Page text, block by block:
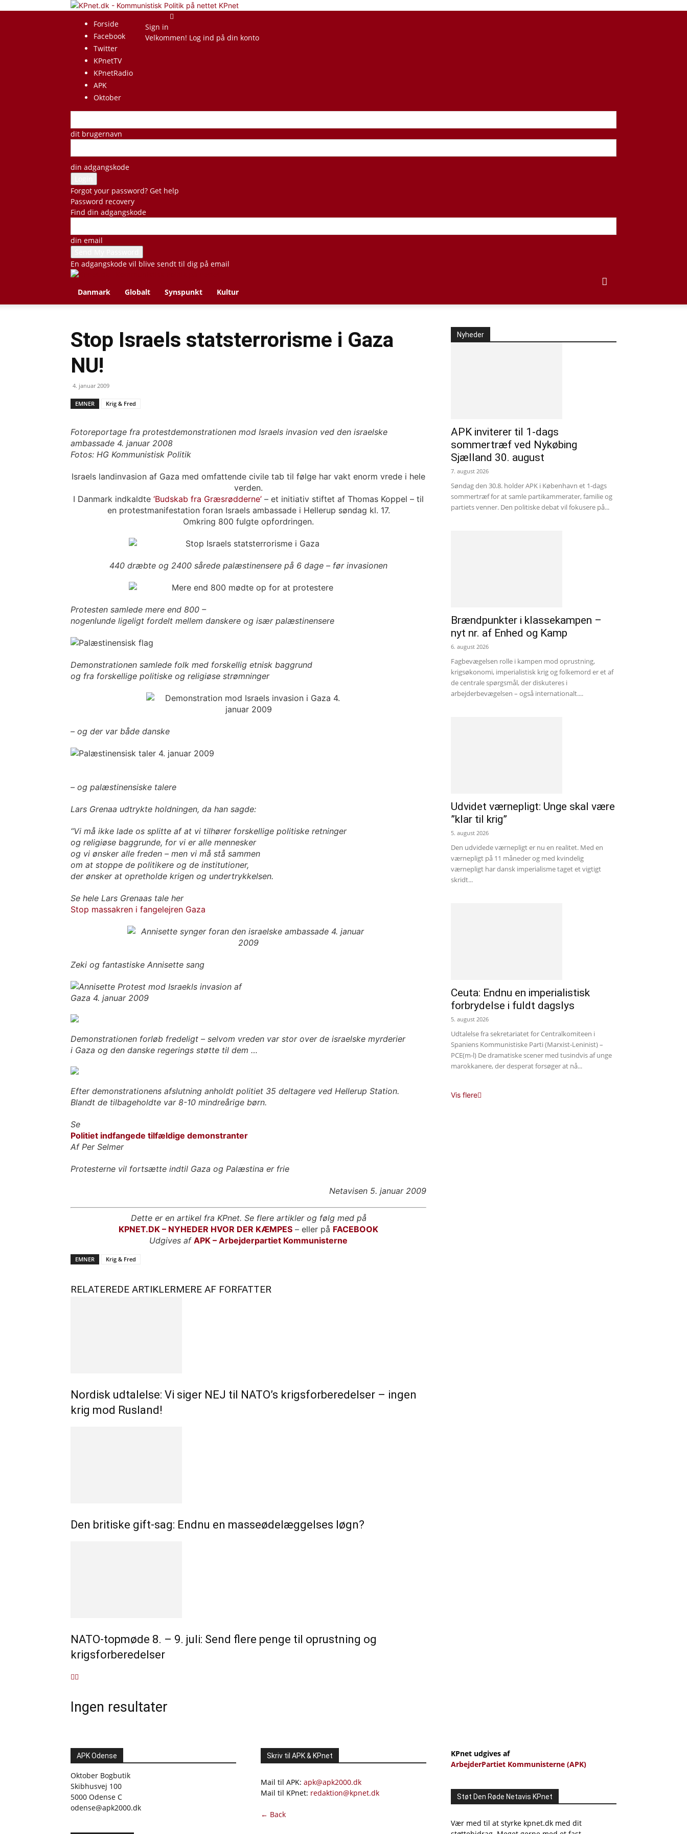
KPnet
Forside
Facebook
Twitter
KPnetTV
KPnetRadio
APK
Oktober
Sign in
Velkommen! Log ind på din konto
dit brugernavn
din adgangskode
Forgot your password? Get help
Password recovery
Find din adgangskode
din email
En adgangskode vil blive sendt til dig på email
Danmark Globalt Synspunkt Kultur
Stop Israels statsterrorisme i Gaza
NU!
4. januar 2009
EMNER Krig & Fred
Fotoreportage fra protestdemonstrationen mod Israels invasion ved den israelske
ambassade 4. januar 2008
Fotos: HG Kommunistisk Politik
Israels landinvasion af Gaza med omfattende civile tab til følge har vakt enorm vrede i hele
verden.
I Danmark indkaldte ‘Budskab fra Græsrødderne’ – et initiativ stiftet af Thomas Koppel – til
en protestmanifestation foran Israels ambassade i Hellerup søndag kl. 17.
Omkring 800 fulgte opfordringen.
440 dræbte og 2400 sårede palæstinensere på 6 dage – før invasionen
Protesten samlede mere end 800 –
nogenlunde ligeligt fordelt mellem danskere og især palæstinensere
Demonstrationen samlede folk med forskellig etnisk baggrund
og fra forskellige politiske og religiøse strømninger
– og der var både danske
– og palæstinensiske talere
Lars Grenaa udtrykte holdningen, da han sagde:
“Vi må ikke lade os splitte af at vi tilhører forskellige politiske retninger
og religiøse baggrunde, for vi er alle mennesker
og vi ønsker alle freden – men vi må stå sammen
om at stoppe de politikere og de institutioner,
der ønsker at opretholde krigen og undertrykkelsen.
Se hele Lars Grenaas tale her
Stop massakren i fangelejren Gaza
Zeki og fantastiske Annisette sang
Demonstrationen forløb fredeligt – selvom vreden var stor over de israelske myrderier
i Gaza og den danske regerings støtte til dem …
Efter demonstrationens afslutning anholdt politiet 35 deltagere ved Hellerup Station.
Blandt de tilbageholdte var 8-10 mindreårige børn.
Se
Politiet indfangede tilfældige demonstranter
Af Per Selmer
Protesterne vil fortsætte indtil Gaza og Palæstina er frie
Netavisen 5. januar 2009
Dette er en artikel fra KPnet. Se flere artikler og følg med på
KPNET.DK – NYHEDER HVOR DER KÆMPES – eller på FACEBOOK
Udgives af APK – Arbejderpartiet Kommunisterne
EMNER Krig & Fred
RELATEREDE ARTIKLERMERE AF FORFATTER
Nordisk udtalelse: Vi siger NEJ til NATO’s krigsforberedelser – ingen
krig mod Rusland!
Den britiske gift-sag: Endnu en masseødelæggelses løgn?
NATO-topmøde 8. – 9. juli: Send flere penge til oprustning og
krigsforberedelser
Ingen resultater
Nyheder
APK inviterer til 1-dags
sommertræf ved Nykøbing
Sjælland 30. august
7. august 2026
Søndag den 30.8. holder APK i København et 1-dags
sommertræf for at samle partikammerater, familie og
partiets venner. Den politiske debat vil fokusere på...
Brændpunkter i klassekampen –
nyt nr. af Enhed og Kamp
6. august 2026
Fagbevægelsen rolle i kampen mod oprustning,
krigsøkonomi, imperialistisk krig og folkemord er et af
de centrale spørgsmål, der diskuteres i
arbejderbevægelsen – også internationalt....
Udvidet værnepligt: Unge skal være
”klar til krig”
5. august 2026
Den udvidede værnepligt er nu en realitet. Med en
værnepligt på 11 måneder og med kvindelig
værnepligt har dansk imperialisme taget et vigtigt
skridt...
Ceuta: Endnu en imperialistisk
forbrydelse i fuldt dagslys
5. august 2026
Udtalelse fra sekretariatet for Centralkomiteen i
Spaniens Kommunistiske Parti (Marxist-Leninist) –
PCE(m-l) De dramatiske scener med tusindvis af unge
marokkanere, der desperat forsøger at nå...
Vis flere
APK Odense
Oktober Bogbutik
Skibhusvej 100
5000 Odense C
odense@apk2000.dk
Skriv til APK & KPnet
Mail til APK: apk@apk2000.dk
Mail til KPnet: redaktion@kpnet.dk
← Back
KPnet udgives af
ArbejderPartiet Kommunisterne (APK)
Støt Den Røde Netavis KPnet
Vær med til at styrke kpnet.dk med dit